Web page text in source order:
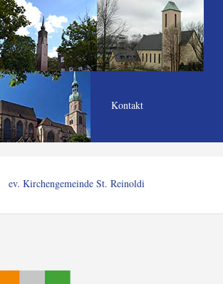
Kontakt
ev. Kirchengemeinde St. Reinoldi